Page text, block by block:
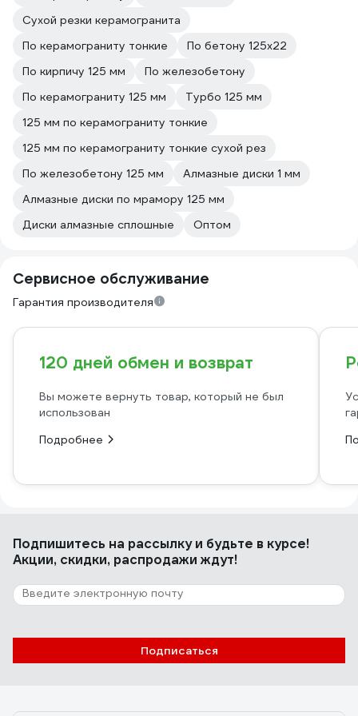
Сухой резки керамогранита
По керамограниту тонкие
По бетону 125х22
По кирпичу 125 мм
По железобетону
По керамограниту 125 мм
Турбо 125 мм
125 мм по керамограниту тонкие
125 мм по керамограниту тонкие сухой рез
По железобетону 125 мм
Алмазные диски 1 мм
Алмазные диски по мрамору 125 мм
Диски алмазные сплошные
Оптом
Сервисное обслуживание
Гарантия производителя
120 дней обмен и возврат
Вы можете вернуть товар, который не был
использован
Подробнее
Подпишитесь на рассылкуи будьте в курсе!
Акции, скидки, распродажи ждут!
Подписаться